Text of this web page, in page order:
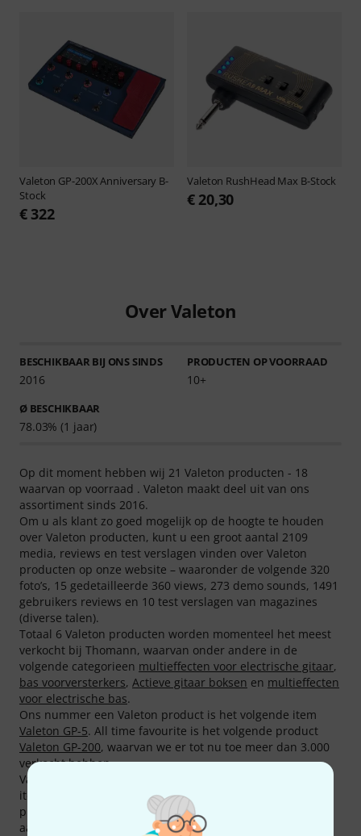
Valeton GP-200X Anniversary B-
Stock
€ 322
Valeton RushHead Max B-Stock
€ 20,30
Over Valeton
BESCHIKBAAR BIJ ONS SINDS
2016
PRODUCTEN OP VOORRAAD
10+
Ø BESCHIKBAAR
78.03% (1 jaar)
Op dit moment hebben wij 21 Valeton producten - 18
waarvan op voorraad . Valeton maakt deel uit van ons
assortiment sinds 2016.
Om u als klant zo goed mogelijk op de hoogte te houden
over Valeton producten, kunt u een groot aantal 2109
media, reviews en test verslagen vinden over Valeton
producten op onze website – waaronder de volgende 320
foto’s, 15 gedetailleerde 360 views, 273 demo sounds, 1491
gebruikers reviews en 10 test verslagen van magazines
(diverse talen).
Totaal 6 Valeton producten worden momenteel het meest
verkocht bij Thomann, waarvan onder andere in de
volgende categorieen multieffecten voor electrische gitaar,
bas voorversterkers, Actieve gitaar boksen en multieffecten
voor electrische bas.
Ons nummer een Valeton product is het volgende item
Valeton GP-5. All time favourite is het volgende product
Valeton GP-200, waarvan we er tot nu toe meer dan 3.000
verkocht hebben.
Valeton producten behoren tot de meest interessante
items voor onze klanten. Gemiddeld werd elk Valeton
product meer dan 4.000 keer in de afgelopen maand
aangeklikt times op de Thomann Online-Store.